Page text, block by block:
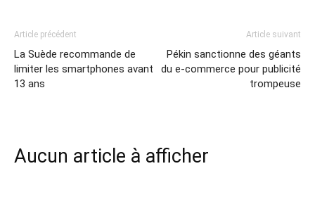
Article précédent
La Suède recommande de
limiter les smartphones avant
13 ans
Article suivant
Pékin sanctionne des géants
du e-commerce pour publicité
trompeuse
Aucun article à afficher